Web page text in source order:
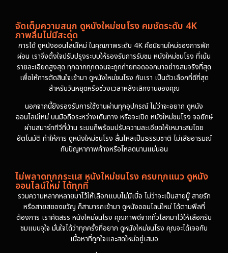
จัดเต็มความสนุก ดูหนังใหม่ชนโรง คมชัดระดับ 4K
ภาพลื่นไม่มีสะดุด
การได้ ดูหนังออนไลน์ใหม่ ในคุณภาพระดับ 4K คือนิยามใหม่ของการพัก
ผ่อน เราจึงตั้งใจปรับปรุงระบบให้รองรับการรับชม หนังใหม่ชนโรง ที่เน้น
รายละเอียดสูงสุด ทุกฉากทุกตอนจะถูกถ่ายทอดออกมาอย่างสมจริงที่สุด
เพื่อให้การตัดสินใจเข้ามา ดูหนังใหม่ชนโรง กับเรา เป็นตัวเลือกที่ดีที่สุด
สำหรับวันหยุดหรือช่วงเวลาหลังเลิกงานของคุณ
นอกจากนี้ยังรองรับการใช้งานผ่านทุกอุปกรณ์ ไม่ว่าจะอยาก ดูหนัง
ออนไลน์ใหม่ บนมือถือระหว่างเดินทาง หรือจะเปิด หนังใหม่ชนโรง จอยักษ์
ผ่านสมาร์ททีวีที่บ้าน ระบบก็พร้อมปรับความละเอียดให้เหมาะสมโดย
อัตโนมัติ ทำให้การ ดูหนังใหม่ชนโรง ลื่นไหลเป็นธรรมชาติ ไม่เสียอารมณ์
กับปัญหาภาพค้างหรือโหลดนานแน่นอน
ไม่พลาดทุกกระแส หนังใหม่ชนโรง ครบทุกแนว ดูหนัง
ออนไลน์ใหม่ ได้ทุกที่
รวมความหลากหลายมาไว้ให้เลือกแบบไม่มีเบื่อ ไม่ว่าจะเป็นสายบู๊ สายรัก
หรือสายสยองขวัญ ก็สามารถเข้ามา ดูหนังออนไลน์ใหม่ ได้ตามฟีลที่
ต้องการ เราคัดสรร หนังใหม่ชนโรง คุณภาพดีจากทั่วโลกมาไว้ให้เลือกรับ
ชมแบบจุใจ มั่นใจได้ว่าทุกครั้งที่อยาก ดูหนังใหม่ชนโรง คุณจะได้เจอกับ
เนื้อหาที่ถูกใจและสดใหม่อยู่เสมอ